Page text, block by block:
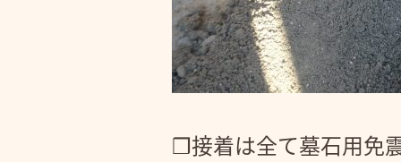
❒接着は全て墓石用免